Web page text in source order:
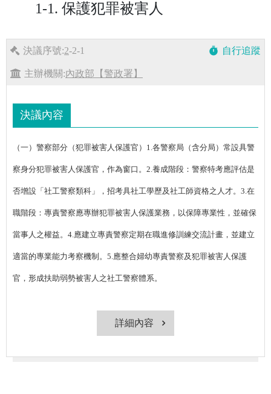
1-1. 保護犯罪被害人
決議序號:2-2-1 timer 自行追蹤
主辦機關:內政部【警政署】
決議內容
（一）警察部分（犯罪被害人保護官）1.各警察局（含分局）常設具警
察身分犯罪被害人保護官，作為窗口。2.養成階段：警察特考應評估是
否增設「社工警察類科」，招考具社工學歷及社工師資格之人才。3.在
職階段：專責警察應專辦犯罪被害人保護業務，以保障專業性，並確保
當事人之權益。4.應建立專責警察定期在職進修訓練交流計畫，並建立
適當的專業能力考察機制。5.應整合婦幼專責警察及犯罪被害人保護
官，形成扶助弱勢被害人之社工警察體系。
詳細內容